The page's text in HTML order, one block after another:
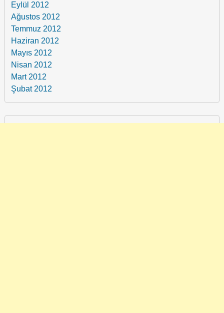
Eylül 2012
Ağustos 2012
Temmuz 2012
Haziran 2012
Mayıs 2012
Nisan 2012
Mart 2012
Şubat 2012